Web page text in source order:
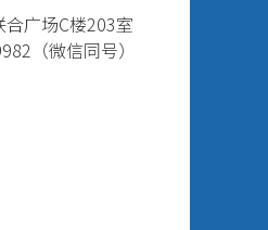
广场C楼203室
（微信同号）